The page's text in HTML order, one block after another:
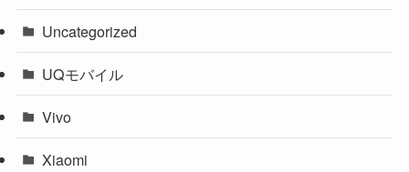
Uncategorized
UQモバイル
Vivo
Xiaomi